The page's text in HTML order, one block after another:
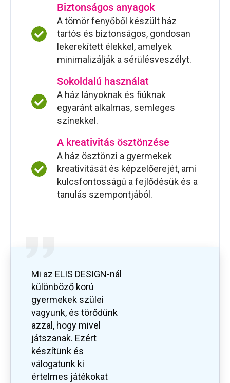
Biztonságos anyagok
A tömör fenyőből készült ház
tartós és biztonságos, gondosan
lekerekített élekkel, amelyek
minimalizálják a sérülésveszélyt.
Sokoldalú használat
A ház lányoknak és fiúknak
egyaránt alkalmas, semleges
színekkel.
A kreativitás ösztönzése
A ház ösztönzi a gyermekek
kreativitását és képzelőerejét, ami
kulcsfontosságú a fejlődésük és a
tanulás szempontjából.
Mi az ELIS DESIGN-nál
különböző korú
gyermekek szülei
vagyunk, és törődünk
azzal, hogy mivel
játszanak. Ezért
készítünk és
válogatunk ki
értelmes játékokat